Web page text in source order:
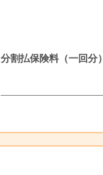
分割払保険料（一回分）